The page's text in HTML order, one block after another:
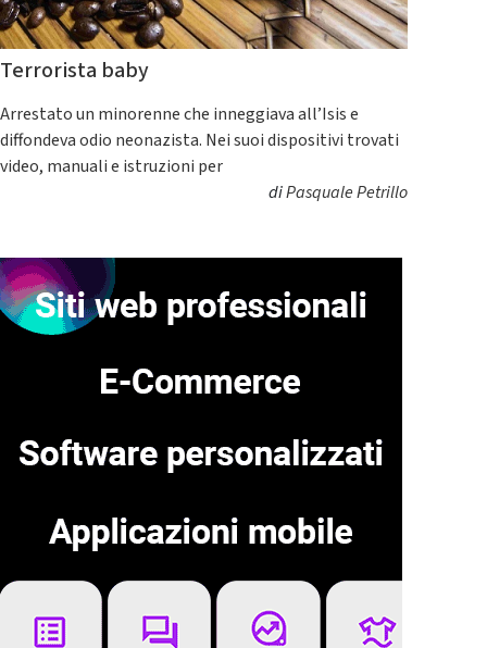
Terrorista baby
Arrestato un minorenne che inneggiava all’Isis e
diffondeva odio neonazista. Nei suoi dispositivi trovati
video, manuali e istruzioni per
diPasquale Petrillo